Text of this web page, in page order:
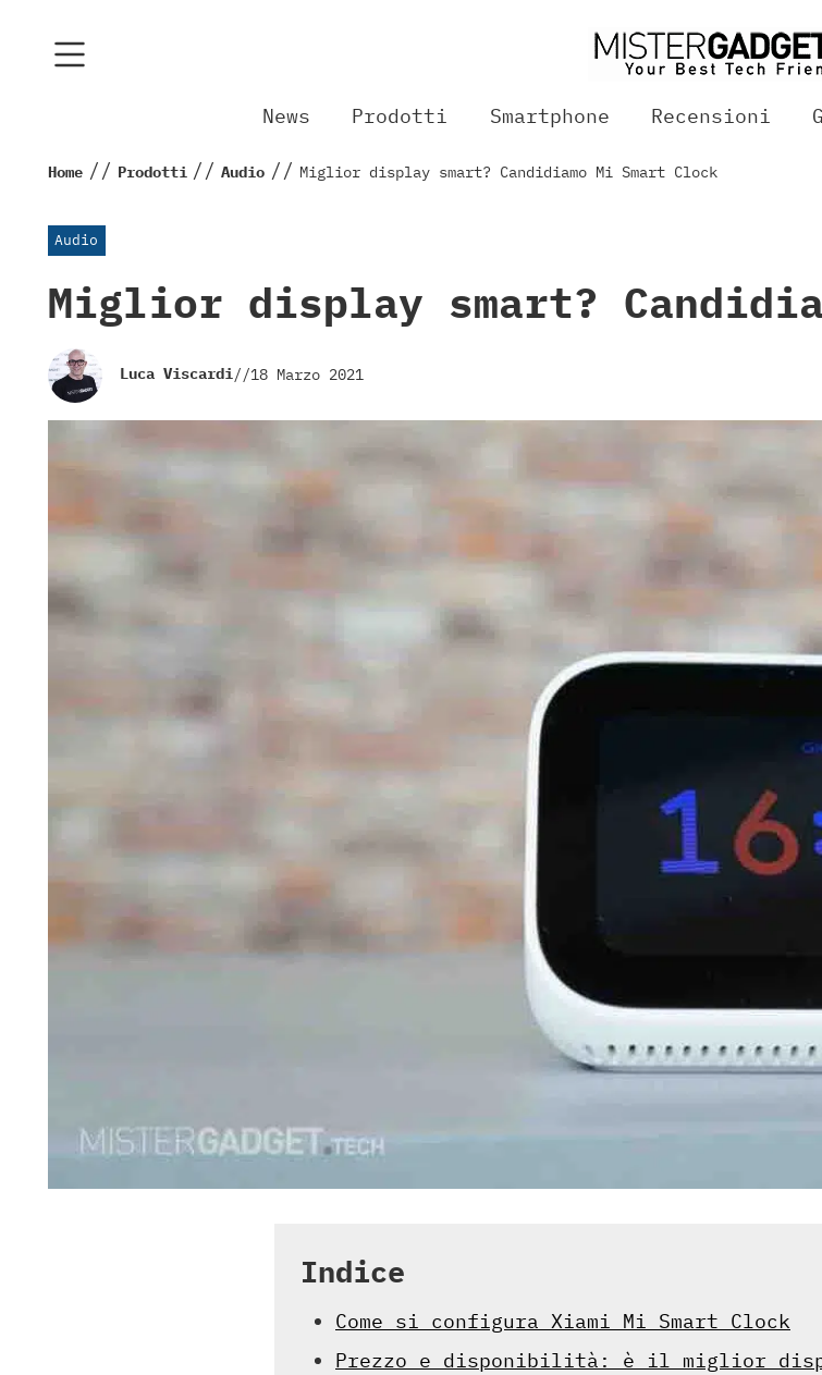
News Prodotti Smartphone Recensioni
Home // Prodotti // Audio // Miglior display smart? Candidiamo Mi Smart Clock
Audio
Miglior display smart?
Luca Viscardi//18 Marzo 2021
Indice
Come si configura Xiami Mi Smart Clock
Prezzo e disponibilità: è il miglior